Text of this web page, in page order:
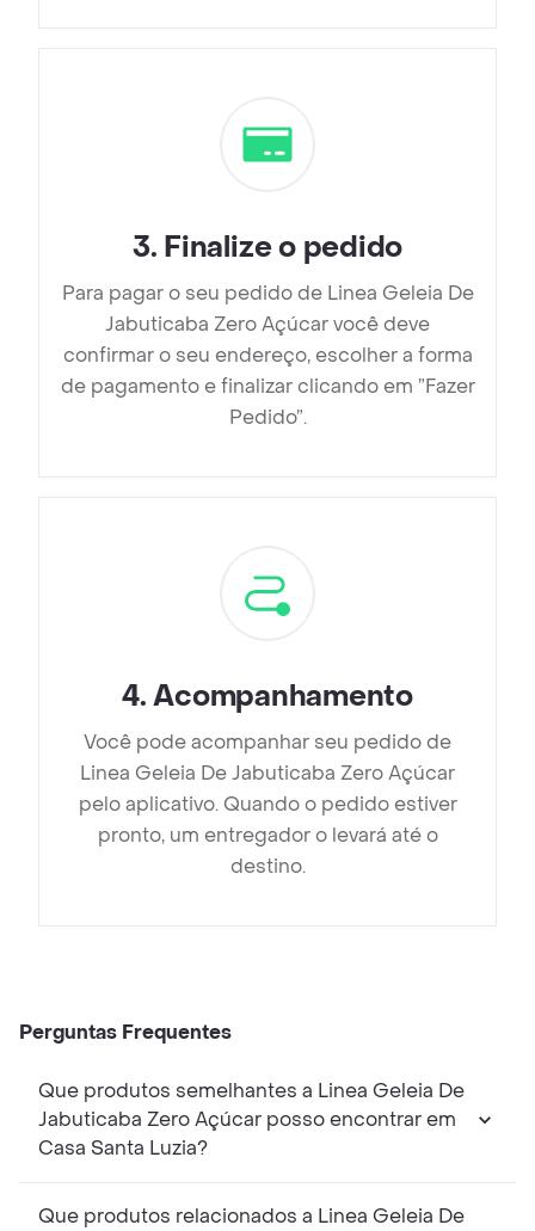
3. Finalize o pedido
Para pagar o seu pedido de Linea Geleia De
Jabuticaba Zero Açúcar você deve
confirmar o seu endereço, escolher a forma
de pagamento e finalizar clicando em ”Fazer
Pedido”.
4.Acompanhamento
Você pode acompanhar seu pedido de
Linea Geleia De Jabuticaba Zero Açúcar
pelo aplicativo. Quando o pedido estiver
pronto, um entregador o levará até o
destino.
Perguntas Frequentes
Que produtos semelhantes a Linea Geleia De
Jabuticaba Zero Açúcar posso encontrar em
Casa Santa Luzia?
Que produtos relacionados a Linea Geleia De